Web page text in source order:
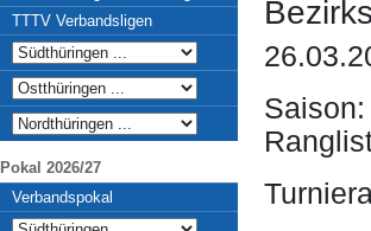
TTTV Verbandsligen
Pokal 2026/27
Verbandspokal